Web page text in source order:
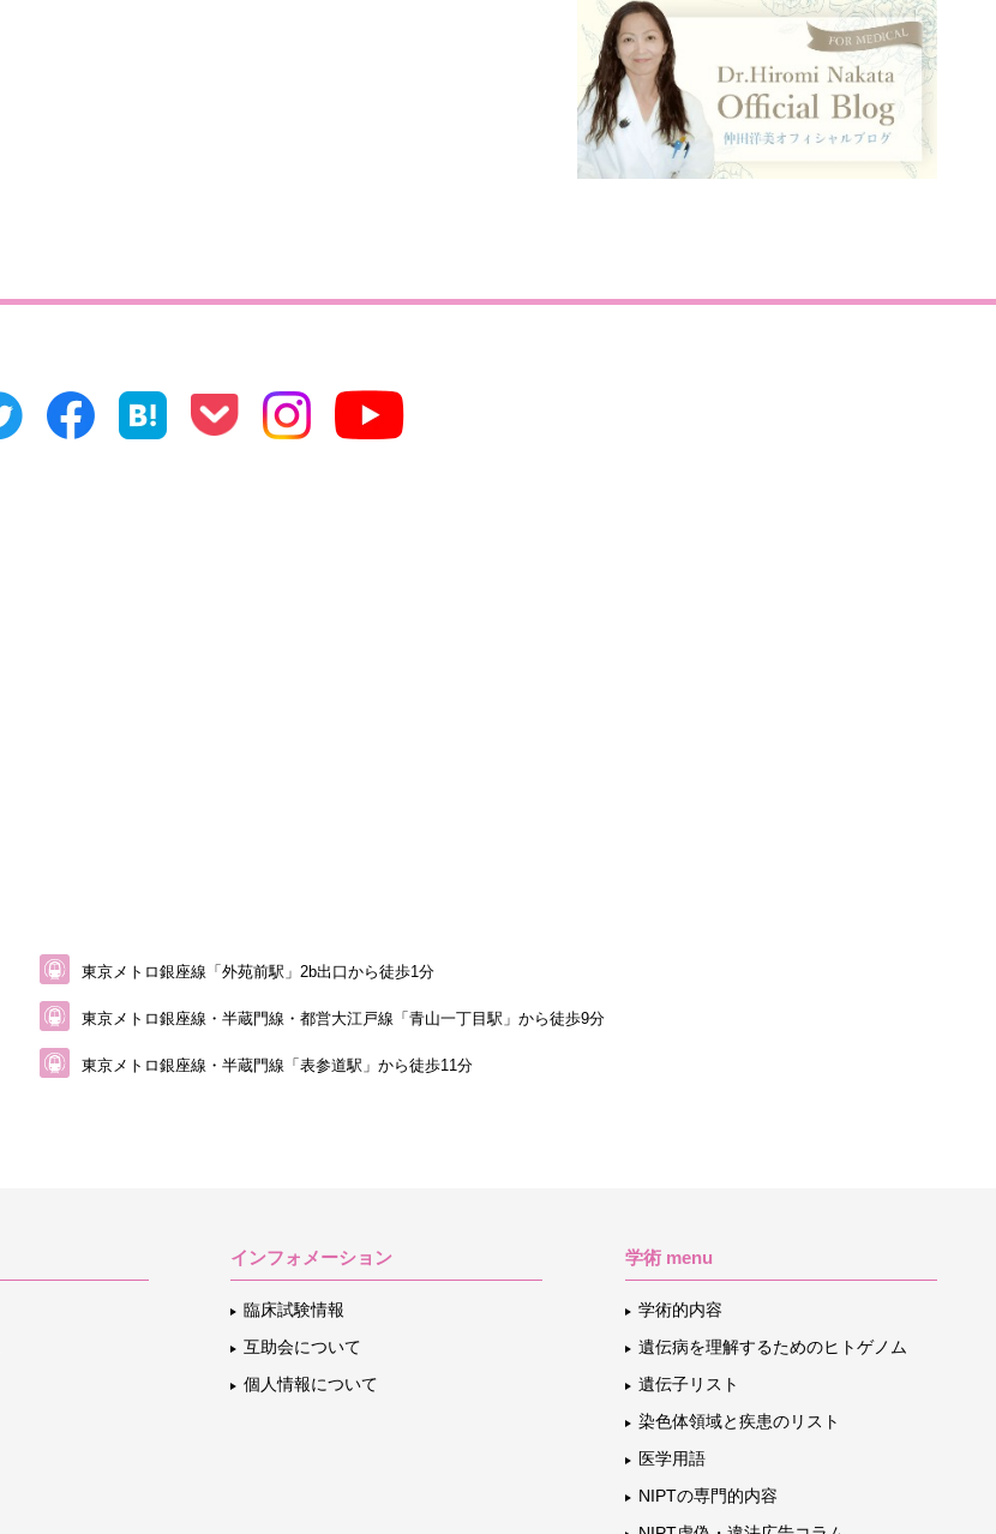
東京メトロ銀座線「外苑前駅」2b出口から徒歩1分
東京メトロ銀座線・半蔵門線・都営大江戸線 「青山一丁目駅」から徒歩9分
東京メトロ銀座線・半蔵門線「表参道駅」から徒歩11分
インフォメーション
臨床試験情報
互助会について
個人情報について
学術 menu
学術的内容
遺伝病を理解するためのヒトゲノム
遺伝子リスト
染色体領域と疾患のリスト
医学用語
NIPTの専門的内容